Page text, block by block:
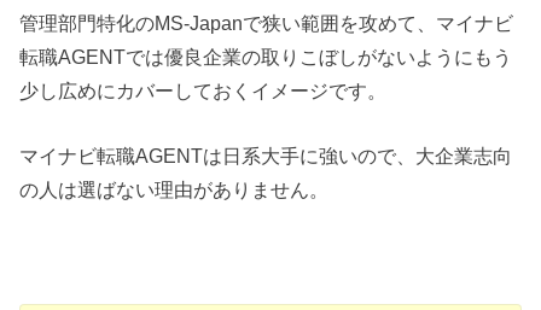
管理部門特化のMS-Japanで狭い範囲を攻めて、マイナビ
転職AGENTでは優良企業の取りこぼしがないようにもう
少し広めにカバーしておくイメージです。
マイナビ転職AGENTは日系大手に強いので、大企業志向
の人は選ばない理由がありません。